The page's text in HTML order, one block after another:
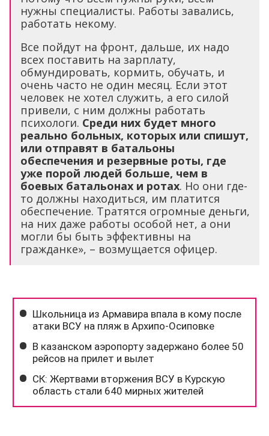
нужны специалисты. Работы завались,
работать некому.
Все пойдут на фронт, дальше, их надо
всех поставить на зарплату,
обмундировать, кормить, обучать, и
очень часто не один месяц. Если этот
человек не хотел служить, а его силой
привели, с ним должны работать
психологи. Среди них будет много
реально больных, которых или спишут,
или отправят в батальоны
обеспечения и резервные роты, где
уже порой людей больше, чем в
боевых батальонах и ротах. Но они где-
то должны находиться, им платится
обеспечение. Тратятся огромные деньги,
на них даже работы особой нет, а они
могли бы быть эффективны на
гражданке», – возмущается офицер.